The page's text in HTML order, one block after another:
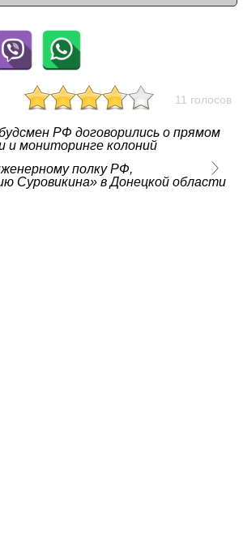
11 голосов
РФ договорились о прямом
и мониторинге колоний
полку РФ,
Суровикина» в Донецкой области